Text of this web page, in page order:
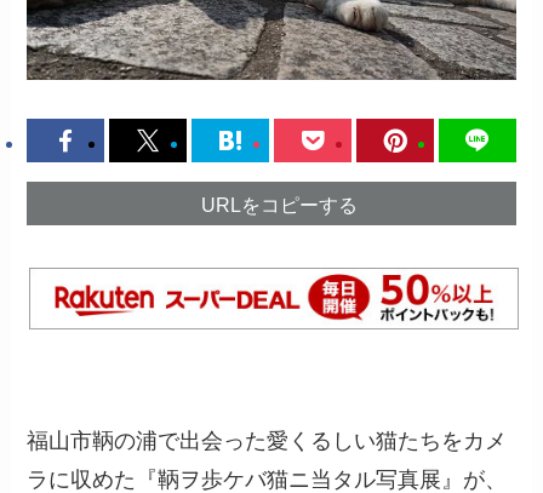
URLをコピーする
福山市鞆の浦で出会った愛くるしい猫たちをカメ
ラに収めた『鞆ヲ歩ケバ猫ニ当タル写真展』が、